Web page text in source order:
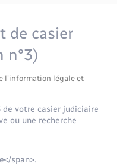
de casier
n°3)
l'information légale et
de votre casier judiciaire
ou une recherche
span>.